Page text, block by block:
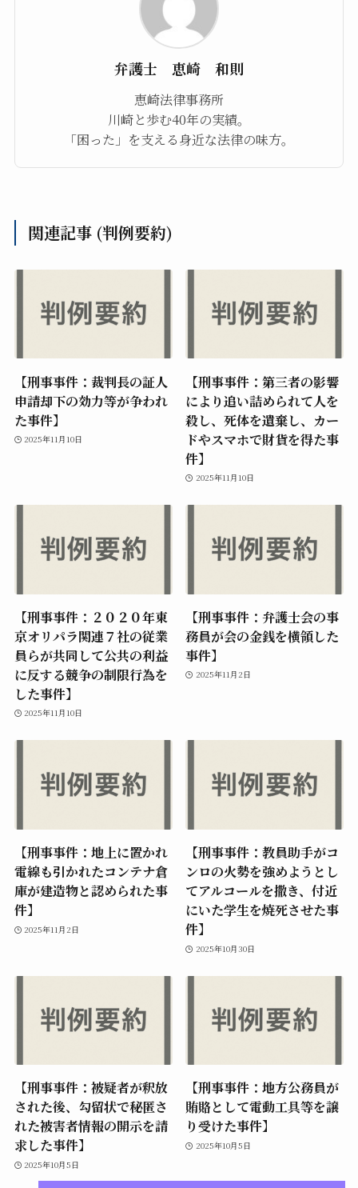
弁護士 恵崎 和則
恵崎法律事務所
川崎と歩む40年の実績。
「困った」を支える身近な法律の味方。
関連記事 (判例要約)
【刑事事件：裁判長の証人
申請却下の効力等が争われ
た事件】
2025年11月10日
【刑事事件：第三者の影響
により追い詰められて人を
殺し、死体を遺棄し、カー
ドやスマホで財貨を得た事
件】
2025年11月10日
【刑事事件：２０２０年東
京オリパラ関連７社の従業
員らが共同して公共の利益
に反する競争の制限行為を
した事件】
2025年11月10日
【刑事事件：弁護士会の事
務員が会の金銭を横領した
事件】
2025年11月2日
【刑事事件：地上に置かれ
電線も引かれたコンテナ倉
庫が建造物と認められた事
件】
2025年11月2日
【刑事事件：教員助手がコ
ンロの火勢を強めようとし
てアルコールを撒き、付近
にいた学生を焼死させた事
件】
2025年10月30日
【刑事事件：被疑者が釈放
された後、勾留状で秘匿さ
れた被害者情報の開示を請
求した事件】
2025年10月5日
【刑事事件：地方公務員が
賄賂として電動工具等を譲
り受けた事件】
2025年10月5日